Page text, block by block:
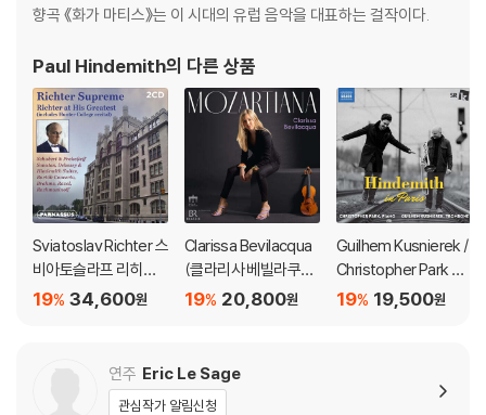
향곡 《화가 마티스》는 이 시대의 유럽 음악을 대표하는 걸작이다.
Paul Hindemith의 다른 상품
Sviatoslav Richter 스
비아토슬라프 리히테
르 라이브 레코딩 모음
34,600원
19%
Clarissa Bevilacqua
(클라리사 베빌라쿠아)
- 모차르티아나 (Moz
20,800원
19%
Guilhem Kusnierek /
Christopher Park 파
리의 힌데미트 (Hinde
19,500원
19%
연주 Eric Le Sage
관심작가 알림신청